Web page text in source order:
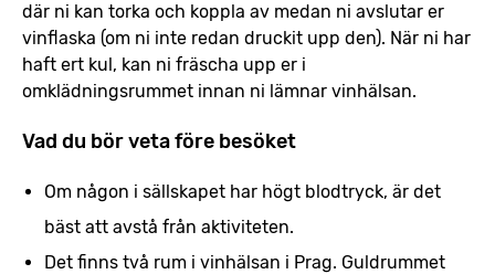
där ni kan torka och koppla av medan ni avslutar er
vinflaska (om ni inte redan druckit upp den). När ni har
haft ert kul, kan ni fräscha upp er i
omklädningsrummet innan ni lämnar vinhälsan.
Vad du bör veta före besöket
Om någon i sällskapet har högt blodtryck, är det
bäst att avstå från aktiviteten.
Det finns två rum i vinhälsan i Prag. Guldrummet